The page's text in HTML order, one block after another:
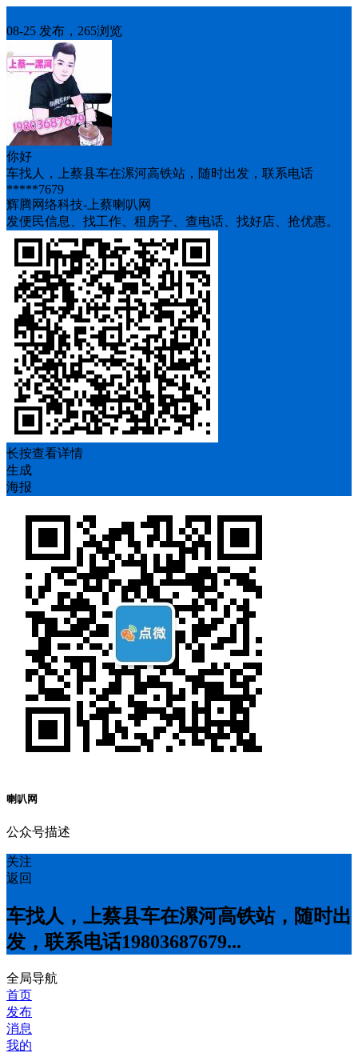
08-25 发布，265浏览
你好
车找人，上蔡县车在漯河高铁站，随时出发，联系电话
*****7679
辉腾网络科技-上蔡喇叭网
发便民信息、找工作、租房子、查电话、找好店、抢优惠。
长按查看详情
生成
海报
喇叭网
公众号描述
关注
返回
车找人，上蔡县车在漯河高铁站，随时出
发，联系电话19803687679...
全局导航
首页
发布
消息
我的